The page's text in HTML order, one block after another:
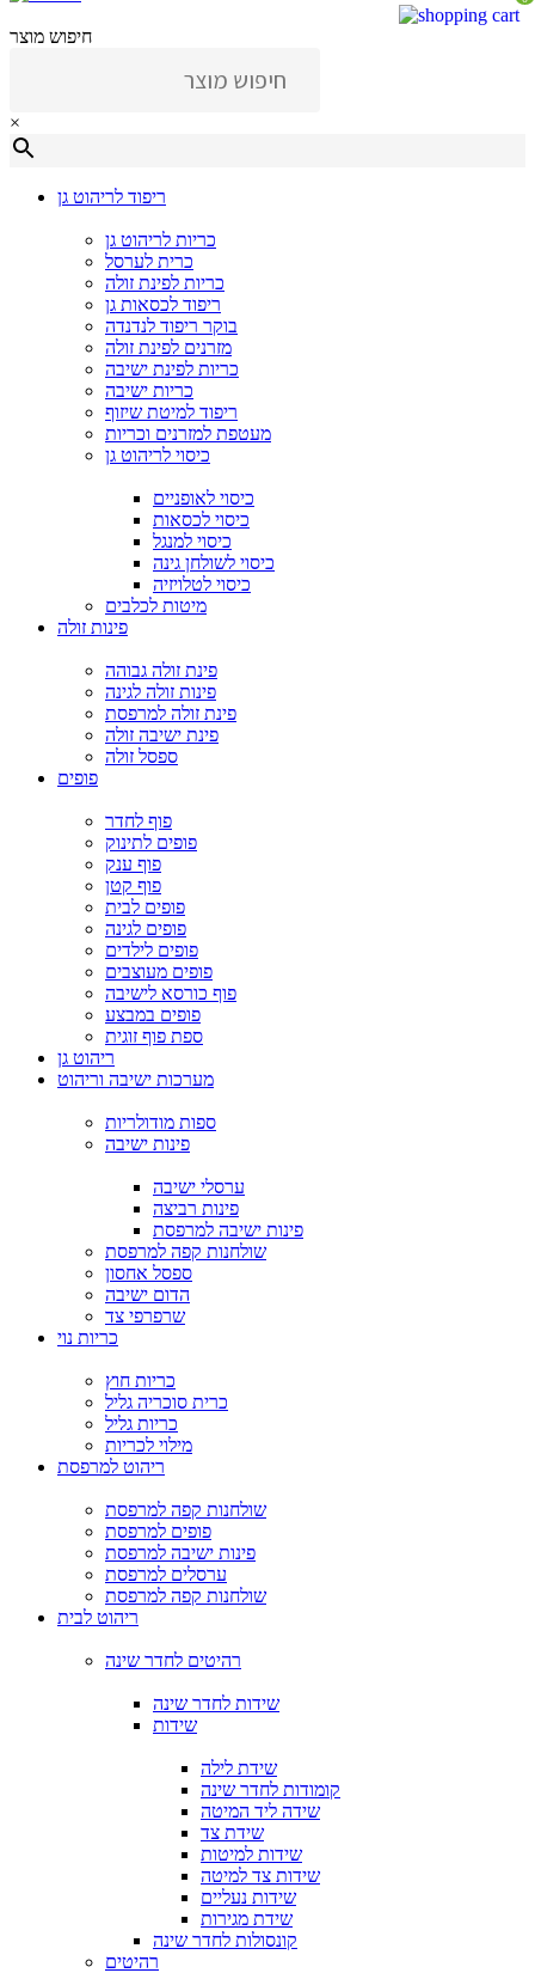
חיפוש מוצר
×
ריפוד לריהוט גן
כריות לריהוט גן
כרית לערסל
כריות לפינת זולה
ריפוד לכסאות גן
בוקר ריפוד לנדנדה
מזרנים לפינת זולה
כריות לפינת ישיבה
כריות ישיבה
ריפוד למיטת שיזוף
מעטפת למזרנים וכריות
כיסוי לריהוט גן
כיסוי לאופניים
כיסוי לכסאות
כיסוי למנגל
כיסוי לשולחן גינה
כיסוי לטלויזיה
מיטות לכלבים
פינות זולה
פינת זולה גבוהה
פינות זולה לגינה
פינת זולה למרפסת
פינת ישיבה זולה
ספסל זולה
פופים
פוף לחדר
פופים לתינוק
פוף ענק
פוף קטן
פופים לבית
פופים לגינה
פופים לילדים
פופים מעוצבים
פוף כורסא לישיבה
פופים במבצע
ספת פוף זוגית
ריהוט גן
מערכות ישיבה וריהוט
ספות מודולריות
פינות ישיבה
ערסלי ישיבה
פינות רביצה
פינות ישיבה למרפסת
שולחנות קפה למרפסת
ספסל אחסון
הדום ישיבה
שרפרפי צד
כריות נוי
כריות חוץ
כרית סוכריה גליל
כריות גליל
מילוי לכריות
ריהוט למרפסת
שולחנות קפה למרפסת
פופים למרפסת
פינות ישיבה למרפסת
ערסלים למרפסת
שולחנות קפה למרפסת
ריהוט לבית
רהיטים לחדר שינה
שידות לחדר שינה
שידות
שידת לילה
קומודות לחדר שינה
שידה ליד המיטה
שידת צד
שידות למיטות
שידות צד למיטה
שידות נעליים
שידת מגירות
קונסולות לחדר שינה
רהיטים